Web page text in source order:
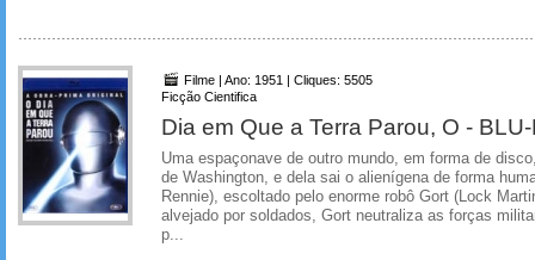
Filme | Ano: 1951 | Cliques: 5505
Ficção Cientifica
Dia em Que a Terra Parou, O -
Uma espaçonave de outro mundo, em forma de
de Washington, e dela sai o alienígena de forma
Rennie), escoltado pelo enorme robô Gort (Lock
alvejado por soldados, Gort neutraliza as forças
p...